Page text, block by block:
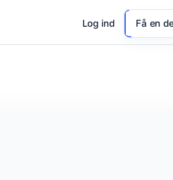
Log ind Få en